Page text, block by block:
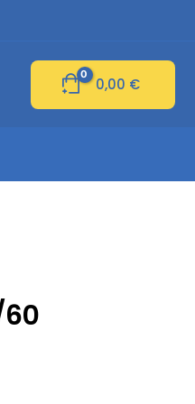
0,00 €